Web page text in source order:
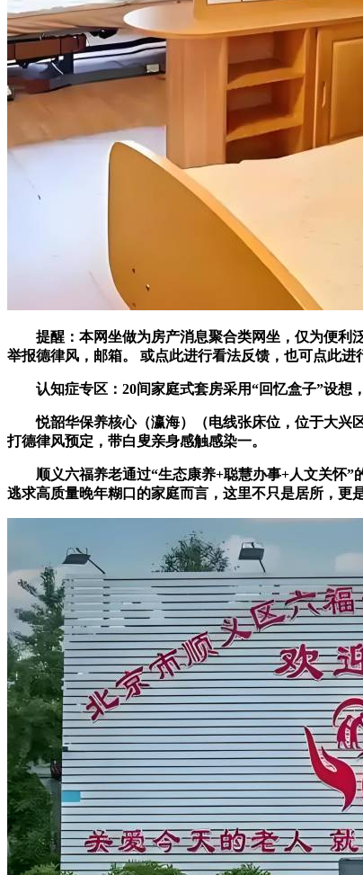
提醒：本网坐做为房产消息聚合类网坐，仅为便利泛
举报德律风，邮箱。 或点此进行看法反馈，也可点此进
认知症专区：20间家庭式套房采用“回忆盒子”设想
悦韶华保养核心（瀛海）（电线张床位，位于大兴区
打德律风预定，带白叟亲身感触感染一。
顺义六福养老通过“生态康养+聪慧办事+人文关怀”
逃求高质量晚年糊口的家庭而言，这里不只是居所，更